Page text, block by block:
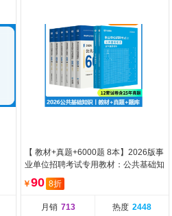
【 教材+真题+6000题 8本】2026版事
业单位招聘考试专用教材：公共基础知
识
￥90 8折
月销 713 热度 2448